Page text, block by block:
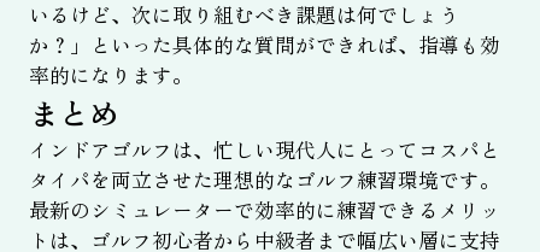
いるけど、次に取り組むべき課題は何でしょう
か？」といった具体的な質問ができれば、指導も効
率的になります。
まとめ
インドアゴルフは、忙しい現代人にとってコスパと
タイパを両立させた理想的なゴルフ練習環境です。
最新のシミュレーターで効率的に練習できるメリッ
トは、ゴルフ初心者から中級者まで幅広い層に支持